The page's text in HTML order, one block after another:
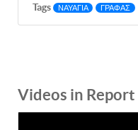
Tags ΝΑΥΑΓΙΑ ΓΡΑΦΑΣ
Videos in Report